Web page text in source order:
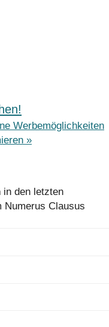
Werbemöglichkeiten
»
in den letzten
Numerus Clausus